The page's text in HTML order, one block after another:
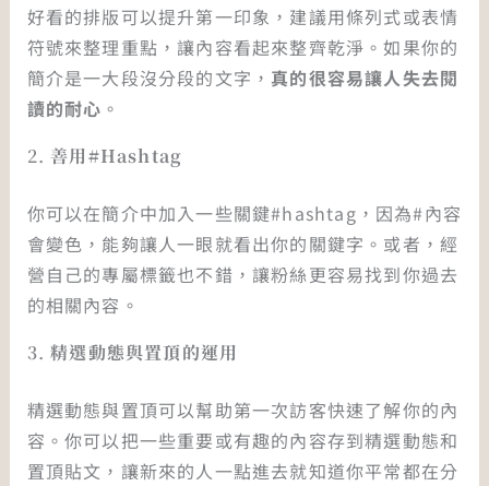
好看的排版可以提升第一印象，建議用條列式或表情
符號來整理重點，讓內容看起來整齊乾淨。如果你的
簡介是一大段沒分段的文字， 真的很容易讓人失去閱
讀的耐心 。
2.善用#Hashtag
你可以在簡介中加入一些關鍵#hashtag，因為#內容
會變色，能夠讓人一眼就看出你的關鍵字。或者，經
營自己的專屬標籤也不錯，讓粉絲更容易找到你過去
的相關內容。
3.精選動態與置頂的運用
精選動態與置頂可以幫助第一次訪客快速了解你的內
容。你可以把一些重要或有趣的內容存到精選動態和
置頂貼文，讓新來的人一點進去就知道你平常都在分